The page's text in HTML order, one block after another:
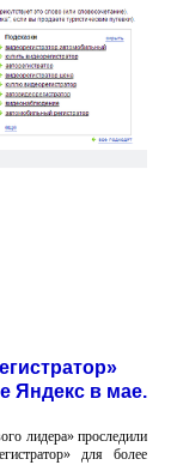
Яндекс в мае.
лидера» проследили
для более